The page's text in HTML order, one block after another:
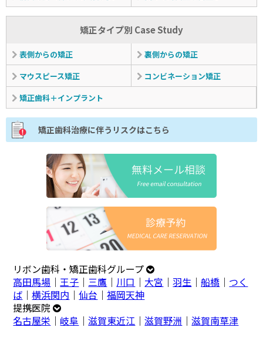
矯正タイプ別 Case Study
表側からの矯正
裏側からの矯正
マウスピース矯正
コンビネーション矯正
矯正歯科＋インプラント
矯正歯科治療に伴うリスクはこちら
リボン歯科・矯正歯科グループ
高田馬場 ｜王子 ｜ 三鷹 ｜ 川口 ｜ 大宮 ｜羽生 ｜船橋 ｜ つく
ば ｜横浜関内 ｜仙台 ｜福岡天神
提携医院
名古屋栄 ｜岐阜 ｜滋賀東近江 ｜滋賀野洲 ｜滋賀南草津